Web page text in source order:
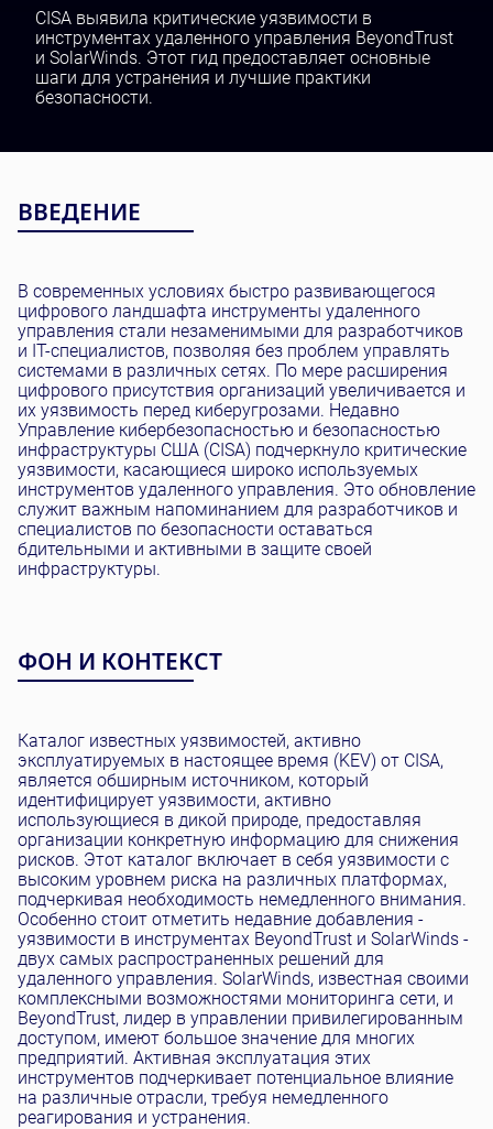
Тестирование и QA
Разработка ПО
SaaS Разработка
CISA выявила критические уязвимости в
инструментах удаленного управления BeyondTrust
и SolarWinds. Этот гид предоставляет основные
шаги для устранения и лучшие практики
безопасности.
ВВЕДЕНИЕ
В современных условиях быстро развивающегося
цифрового ландшафта инструменты удаленного
управления стали незаменимыми для разработчиков
и IT-специалистов, позволяя без проблем управлять
системами в различных сетях. По мере расширения
цифрового присутствия организаций увеличивается и
их уязвимость перед киберугрозами. Недавно
Управление кибербезопасностью и безопасностью
инфраструктуры США (CISA) подчеркнуло критические
уязвимости, касающиеся широко используемых
инструментов удаленного управления. Это обновление
служит важным напоминанием для разработчиков и
специалистов по безопасности оставаться
бдительными и активными в защите своей
инфраструктуры.
ФОН И КОНТЕКСТ
Каталог известных уязвимостей, активно
эксплуатируемых в настоящее время (KEV) от CISA,
является обширным источником, который
идентифицирует уязвимости, активно
использующиеся в дикой природе, предоставляя
организации конкретную информацию для снижения
рисков. Этот каталог включает в себя уязвимости с
высоким уровнем риска на различных платформах,
подчеркивая необходимость немедленного внимания.
Особенно стоит отметить недавние добавления -
уязвимости в инструментах BeyondTrust и SolarWinds -
двух самых распространенных решений для
удаленного управления. SolarWinds, известная своими
комплексными возможностями мониторинга сети, и
BeyondTrust, лидер в управлении привилегированным
доступом, имеют большое значение для многих
предприятий. Активная эксплуатация этих
инструментов подчеркивает потенциальное влияние
на различные отрасли, требуя немедленного
реагирования и устранения.